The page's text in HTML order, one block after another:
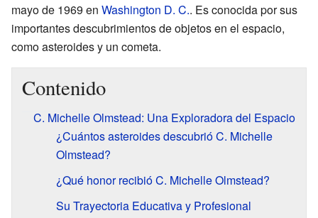
mayo de 1969 en Washington D. C.. Es conocida por sus
importantes descubrimientos de objetos en el espacio,
como asteroides y un cometa.
Contenido
C. Michelle Olmstead: Una Exploradora del Espacio
¿Cuántos asteroides descubrió C. Michelle
Olmstead?
¿Qué honor recibió C. Michelle Olmstead?
Su Trayectoria Educativa y Profesional